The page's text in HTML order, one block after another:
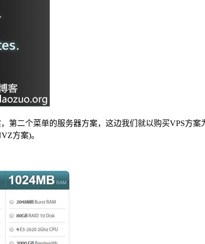
第二个菜单的服务器方案，这边我们就以购买VPS方
方案)。